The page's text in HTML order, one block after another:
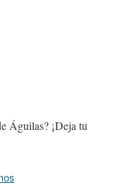
Águilas? ¡Deja tu